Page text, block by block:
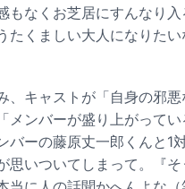
もなくお芝居にすんなり
たくましい大人になりた
、キャストが「自身の邪
メンバーが盛り上がって
バーの藤原丈一郎くんと1
思いついてしまって。『